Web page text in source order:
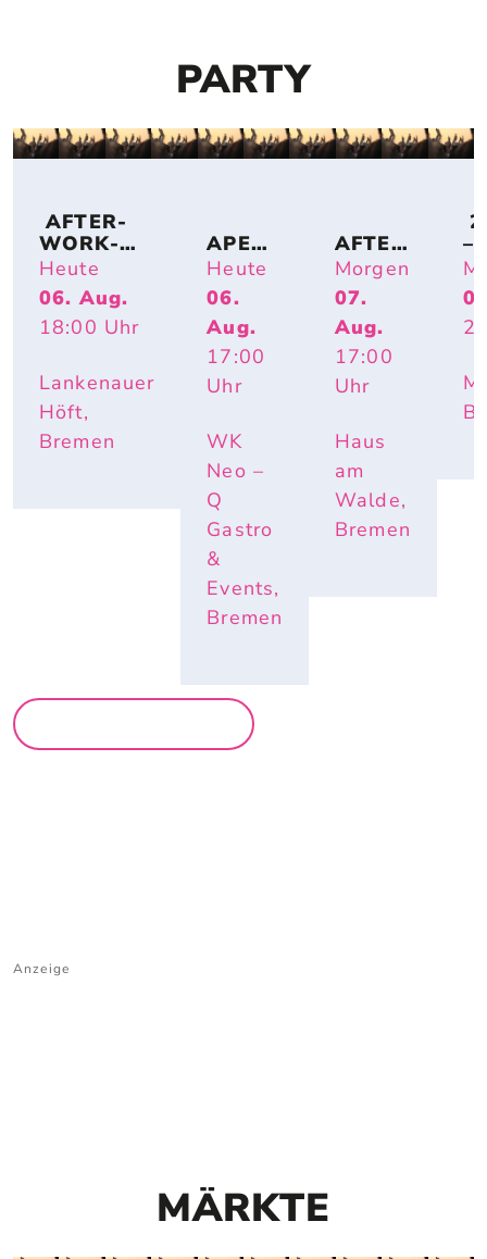
PARTY
AFTER-
WORK-
BEACHPA
RTY
Heute
06. Aug.
18:00 Uhr
Lankenauer
Höft,
Bremen
APERI
TIVO
SOCIE
TY
Heute
06.
Aug.
17:00
Uhr
WK
Neo –
Q
Gastro
&
Events,
Bremen
AFTER
-
WORK
-
PARTY
OPEN
AIR
Morgen
07.
Aug.
17:00
Uhr
Haus
am
Walde,
Bremen
–
Anzeige
MÄRKTE